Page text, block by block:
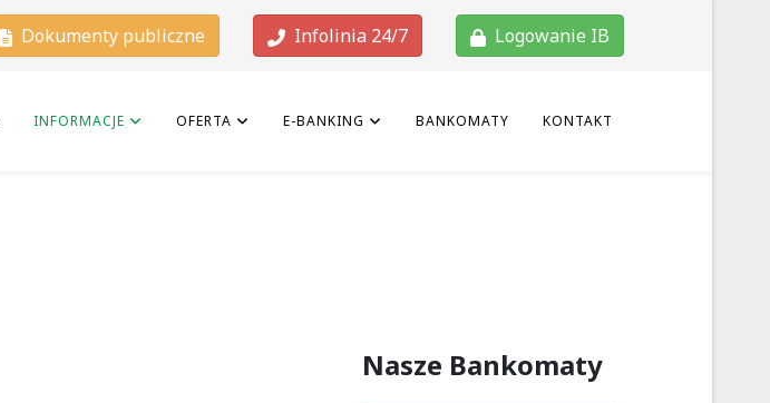
Dokumenty publiczne Infolinia 24/7 Logowanie IB
INFORMACJE OFERTA E-BANKING BANKOMATY KONTAKT
Nasze Bankomaty